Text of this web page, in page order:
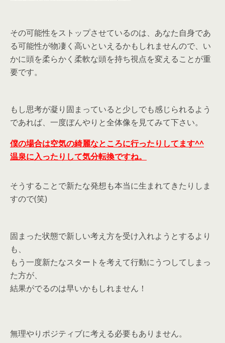
その可能性をストップさせているのは、あなた自身であ
る可能性が物凄く高いといえるかもしれませんので、い
かに頭を柔らかく柔軟な頭を持ち視点を変えることが重
要です。
もし思考が凝り固まっていると少しでも感じられるよう
であれば、一度ぼんやりと全体像を見てみて下さい。
僕の場合は空気の綺麗なところに行ったりしてます^^
温泉に入ったりして気分転換ですね。
そうすることで新たな発想も本当に生まれてきたりしま
すので(笑)
固まった状態で新しい考え方を受け入れようとするより
も、
もう一度新たなスタートを考えて行動にうつしてしまっ
た方が、
結果がでるのは早いかもしれません！
無理やりポジティブに考える必要もありません。